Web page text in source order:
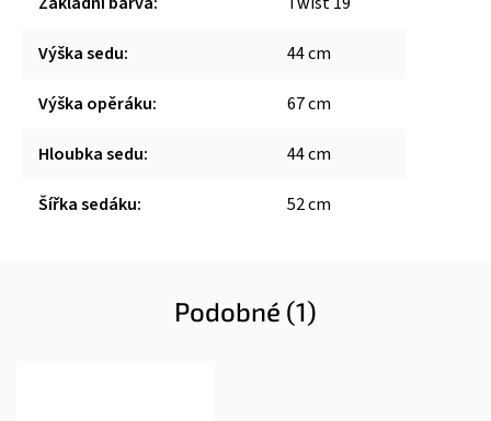
Výška sedu: 44 cm
Výška opěráku: 67 cm
Hloubka sedu: 44 cm
Šířka sedáku: 52 cm
Podobné (1)